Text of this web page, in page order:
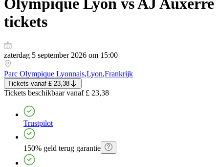
tickets
zaterdag 5 september 2026 om 15:00
Parc Olympique Lyonnais,Lyon,Frankrijk
Tickets vanaf £ 23,38
Tickets beschikbaar vanaf £ 23,38
Trustpilot
150% geld terug garantie